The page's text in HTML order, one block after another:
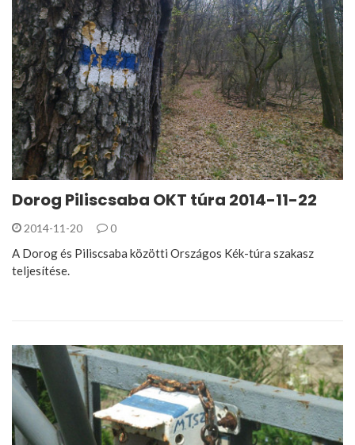
Dorog Piliscsaba OKT túra 2014-11-22
2014-11-20 0
A Dorog és Piliscsaba közötti Országos Kék-túra szakasz
teljesítése.